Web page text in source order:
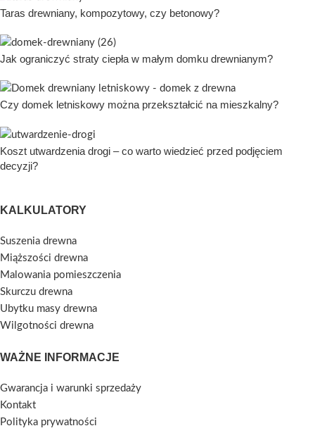
Taras drewniany, kompozytowy, czy betonowy?
Jak ograniczyć straty ciepła w małym domku drewnianym?
Czy domek letniskowy można przekształcić na mieszkalny?
Koszt utwardzenia drogi – co warto wiedzieć przed podjęciem
decyzji?
KALKULATORY
Suszenia drewna
Miąższości drewna
Malowania pomieszczenia
Skurczu drewna
Ubytku masy drewna
Wilgotności drewna
WAŻNE INFORMACJE
Gwarancja i warunki sprzedaży
Kontakt
Polityka prywatności